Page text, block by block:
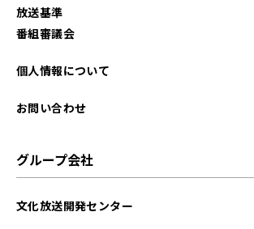
2025年07月
2025年04月
放送基準
番組審議会
個人情報について
お問い合わせ
グループ会社
文化放送開発センター